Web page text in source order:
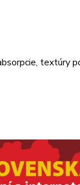
textúry